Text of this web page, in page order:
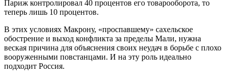
Париж контролировал 40 процентов его товарооборота, то
теперь лишь 10 процентов.
В этих условиях Макрону, «проспавшему» сахельское
обострение и выход конфликта за пределы Мали, нужна
веская причина для объяснения своих неудач в борьбе с плохо
вооруженными повстанцами. И на эту роль идеально
подходит Россия.